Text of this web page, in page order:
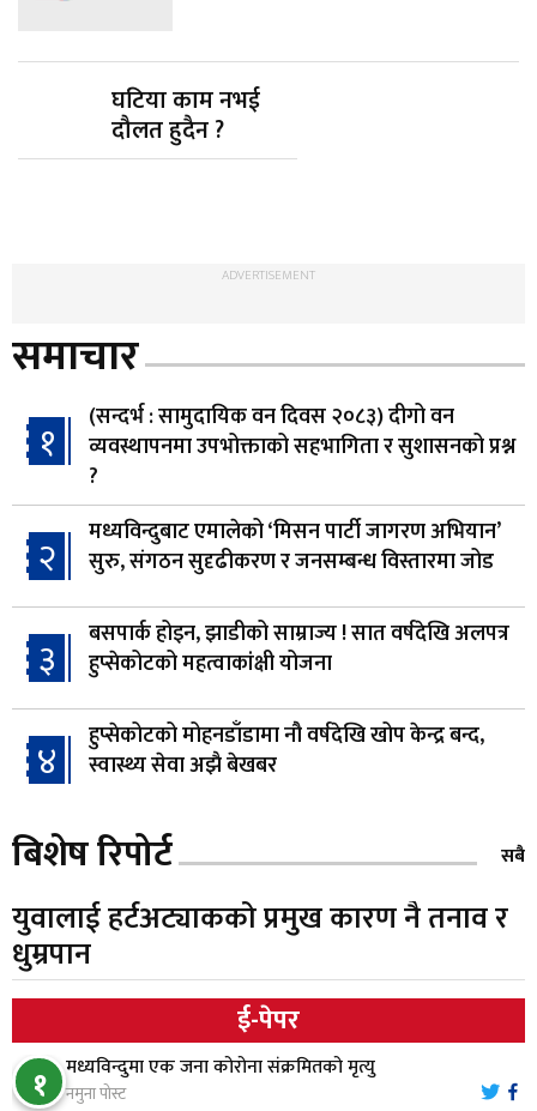
घटिया काम नभई
दौलत हुदैन ?
ADVERTISEMENT
समाचार
१
(सन्दर्भ : सामुदायिक वन दिवस २०८३) दीगो वन
व्यवस्थापनमा उपभोक्ताको सहभागिता र सुशासनको प्रश्न
?
२
मध्यविन्दुबाट एमालेको ‘मिसन पार्टी जागरण अभियान’
सुरु, संगठन सुदृढीकरण र जनसम्बन्ध विस्तारमा जोड
३
बसपार्क होइन, झाडीको साम्राज्य ! सात वर्षदेखि अलपत्र
हुप्सेकोटको महत्वाकांक्षी योजना
४
हुप्सेकोटको मोहनडाँडामा नौ वर्षदेखि खोप केन्द्र बन्द,
स्वास्थ्य सेवा अझै बेखबर
५ हाम्रो चेतना, नेतृत्व, सभ्यता र भविष्य
६
गैँडाको आतंकः बगुवनमा किसानको धानबाली नष्ट,
७
स्थापनाको एक दशकपछि विनयी त्रिवेणीको आफ्नै
प्रशासकीय भवनको शिलान्यास
बिशेष रिपोर्ट सबै
युवालाई हर्टअट्याकको प्रमुख कारण नै तनाव र
धुम्रपान
ई-पेपर
१ मध्यविन्दुमा एक जना कोरोना संक्रमितको मृत्यु
नमुना पोस्ट